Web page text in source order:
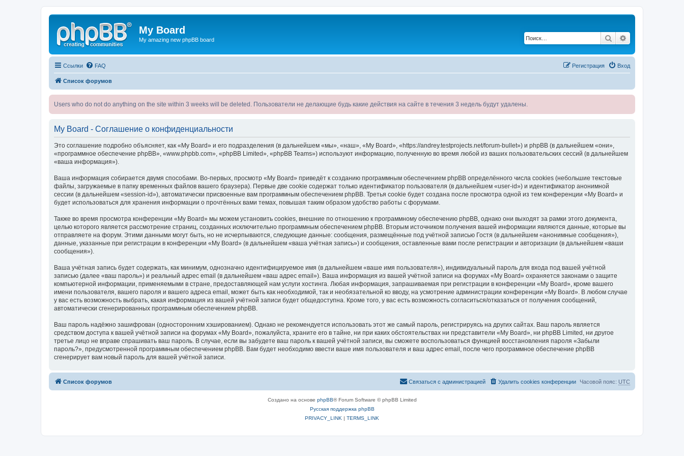
My Board
My amazing new phpBB board Поиск
Ссылки FAQ Вход
Регистрация
Список форумов
Users who do not do anything on the site within 3 weeks will be deleted. Пользователи не делающие будь какие действия на сайте в течения 3 недель будут удалены.
My Board - Соглашение о конфиденциальности
Это соглашение подробно объясняет, как «My Board» и его подразделения (в дальнейшем «мы», «наш», «My Board», «https://andrey.testprojects.net/forum-bullet») и phpBB (в дальнейшем «они»,
«программное обеспечение phpBB», «www.phpbb.com», «phpBB Limited», «phpBB Teams») используют информацию, полученную во время любой из ваших пользовательских сессий (в дальнейшем
«ваша информация»).
Ваша информация собирается двумя способами. Во-первых, просмотр «My Board» приведёт к созданию программным обеспечением phpBB определённого числа cookies (небольшие текстовые
файлы, загружаемые в папку временных файлов вашего браузера). Первые две cookie содержат только идентификатор пользователя (в дальнейшем «user-id») и идентификатор анонимной
сессии (в дальнейшем «session-id»), автоматически присвоенные вам программным обеспечением phpBB. Третья cookie будет создана после просмотра одной из тем конференции «My Board» и
будет использоваться для хранения информации о прочтённых вами темах, повышая таким образом удобство работы с форумами.
Также во время просмотра конференции «My Board» мы можем установить cookies, внешние по отношению к программному обеспечению phpBB, однако они выходят за рамки этого документа,
целью которого является рассмотрение страниц, созданных исключительно программным обеспечением phpBB. Вторым источником получения вашей информации являются данные, которые вы
отправляете на форум. Этими данными могут быть, но не исчерпываются, следующие данные: сообщения, размещённые под учётной записью Гостя (в дальнейшем «анонимные сообщения»),
данные, указанные при регистрации в конференции «My Board» (в дальнейшем «ваша учётная запись») и сообщения, оставленные вами после регистрации и авторизации (в дальнейшем «ваши
сообщения»).
Ваша учётная запись будет содержать, как минимум, однозначно идентифицируемое имя (в дальнейшем «ваше имя пользователя»), индивидуальный пароль для входа под вашей учётной
записью (далее «ваш пароль») и реальный адрес email (в дальнейшем «ваш адрес email»). Ваша информация из вашей учётной записи на форумах «My Board» охраняется законами о защите
компьютерной информации, применяемыми в стране, предоставляющей нам услуги хостинга. Любая информация, запрашиваемая при регистрации в конференции «My Board», кроме вашего
имени пользователя, вашего пароля и вашего адреса email, может быть как необходимой, так и необязательной ко вводу, на усмотрение администрации конференции «My Board». В любом случае
у вас есть возможность выбрать, какая информация из вашей учётной записи будет общедоступна. Кроме того, у вас есть возможность согласиться/отказаться от получения сообщений,
автоматически сгенерированных программным обеспечением phpBB.
Ваш пароль надёжно зашифрован (односторонним хэшированием). Однако не рекомендуется использовать этот же самый пароль, регистрируясь на других сайтах. Ваш пароль является
средством доступа к вашей учётной записи на форумах «My Board», пожалуйста, храните его в тайне, ни при каких обстоятельствах ни представители «My Board», ни phpBB Limited, ни другое
третье лицо не вправе спрашивать ваш пароль. В случае, если вы забудете ваш пароль к вашей учётной записи, вы сможете воспользоваться функцией восстановления пароля «Забыли
пароль?», предусмотренной программным обеспечением phpBB. Вам будет необходимо ввести ваше имя пользователя и ваш адрес email, после чего программное обеспечение phpBB
сгенерирует вам новый пароль для вашей учётной записи.
Список форумов Часовой пояс: UTC
Удалить cookies конференции
Связаться с администрацией
Создано на основе phpBB® Forum Software © phpBB Limited
Русская поддержка phpBB
PRIVACY_LINK | TERMS_LINK